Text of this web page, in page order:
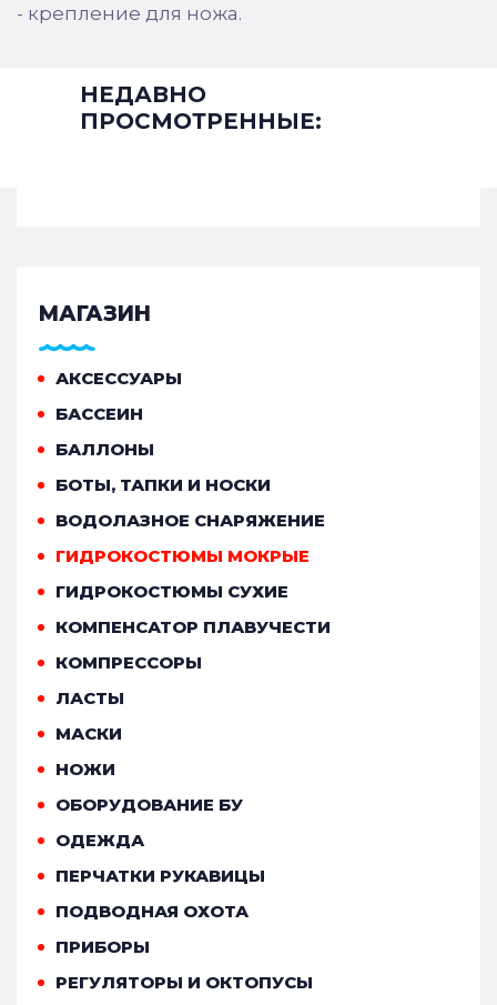
- крепление для ножа.
НЕДАВНО
ПРОСМОТРЕННЫЕ:
МАГАЗИН
АКСЕССУАРЫ
БАССЕИН
БАЛЛОНЫ
БОТЫ, ТАПКИ И НОСКИ
ВОДОЛАЗНОЕ СНАРЯЖЕНИЕ
ГИДРОКОСТЮМЫ МОКРЫЕ
ГИДРОКОСТЮМЫ СУХИЕ
КОМПЕНСАТОР ПЛАВУЧЕСТИ
КОМПРЕССОРЫ
ЛАСТЫ
МАСКИ
НОЖИ
ОБОРУДОВАНИЕ БУ
ОДЕЖДА
ПЕРЧАТКИ РУКАВИЦЫ
ПОДВОДНАЯ ОХОТА
ПРИБОРЫ
РЕГУЛЯТОРЫ И ОКТОПУСЫ